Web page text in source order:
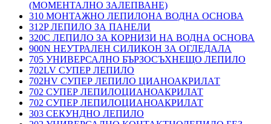
(МОМЕНТАЛНО ЗАЛЕПВАНЕ)
310 МОНТАЖНО ЛЕПИЛОНА ВОДНА ОСНОВА
312P ЛЕПИЛО ЗА ПАНЕЛИ
320C ЛЕПИЛО ЗА КОРНИЗИ НА ВОДНА ОСНОВА
900N НЕУТРАЛЕН СИЛИКОН ЗА ОГЛЕДАЛА
705 УНИВЕРСАЛНО БЪРЗОСЪХНЕЩО ЛЕПИЛО
702LV СУПЕР ЛЕПИЛО
702HV СУПЕР ЛЕПИЛО ЦИАНОАКРИЛАТ
702 СУПЕР ЛЕПИЛОЦИАНОАКРИЛАТ
702 СУПЕР ЛЕПИЛОЦИАНОАКРИЛАТ
303 СЕКУНДНО ЛЕПИЛО